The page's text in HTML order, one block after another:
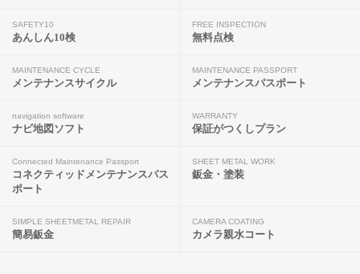
SAFETY10
あんしん10検
FREE INSPECTION
無料点検
MAINTENANCE CYCLE
メンテナンスサイクル
MAINTENANCE PASSPORT
メンテナンスパスポート
navigation software
ナビ地図ソフト
WARRANTY
保証がつくしプラン
Connected Maintenance Passport
コネクティッドメンテナンスパス
ポート
SHEET METAL WORK
鈑金・塗装
SIMPLE SHEETMETAL REPAIR
簡易鈑金
CAMERA COATING
カメラ親水コート